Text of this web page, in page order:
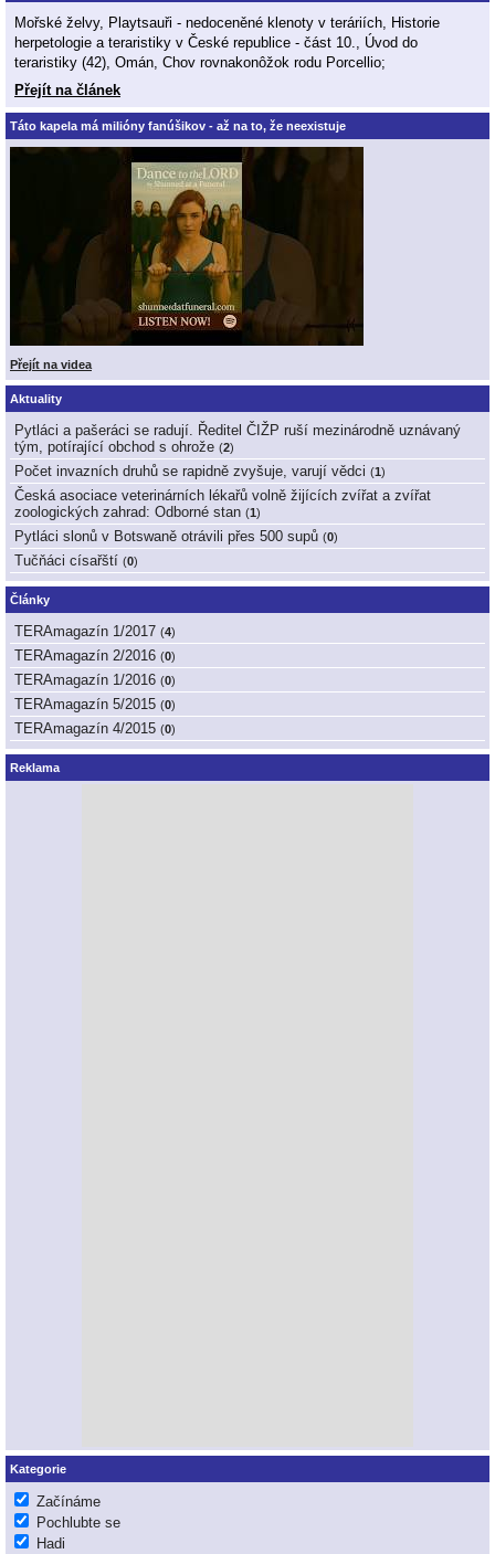
Mořské želvy, Playtsauři - nedoceněné klenoty v teráriích, Historie
herpetologie a teraristiky v České republice - část 10., Úvod do
teraristiky (42), Omán, Chov rovnakonôžok rodu Porcellio;
Přejít na článek
Táto kapela má milióny fanúšikov - až na to, že neexistuje
Přejít na videa
Aktuality
Pytláci a pašeráci se radují. Ředitel ČIŽP ruší mezinárodně uznávaný
tým, potírající obchod s ohrože (2)
Počet invazních druhů se rapidně zvyšuje, varují vědci (1 )
Česká asociace veterinárních lékařů volně žijících zvířat a zvířat
zoologických zahrad: Odborné stan (1 )
Pytláci slonů v Botswaně otrávili přes 500 supů (0)
Tučňáci císařští (0)
Články
TERAmagazín 1/2017 (4)
TERAmagazín 2/2016 (0)
TERAmagazín 1/2016 (0)
TERAmagazín 5/2015 (0)
TERAmagazín 4/2015 (0)
Reklama
Kategorie
Začínáme
Pochlubte se
Hadi